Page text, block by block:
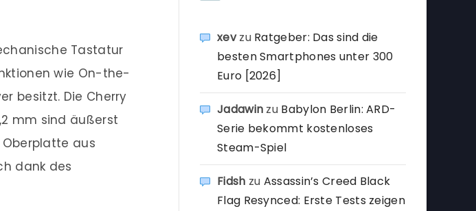
Tastatur
wie On-the-
besitzt. Die Cherry
mm sind äußerst
Oberplatte aus
dank des
xevzu Ratgeber: Das sind die
besten Smartphones unter 300
Euro [2026]
Jadawin zu Babylon Berlin: ARD-
Serie bekommt kostenloses
Steam-Spiel
Fidsh zu Assassin’s Creed Black
Flag Resynced: Erste Tests zeigen